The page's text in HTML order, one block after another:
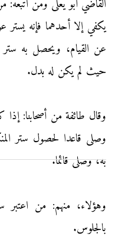
القاضي أبو يعلى ومن
يكفي إلا أحدهما فإنه
عن القيام، ويحصل به ستر
حيث لم يكن له بدل.
وقال طائفة من أصحابنا: إذا
وصلى قاعدا لحصول ستر
به، وصلى قائما.
وهؤلاء، منهم: من اعتبر
بالجلوس.